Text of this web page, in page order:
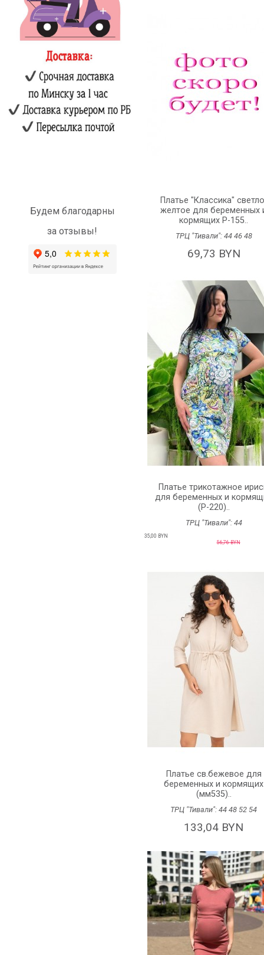
Будем благодарны
за отзывы!
Платье "Классика"
желтое для беременных
кормящих P-155..
ТРЦ "Тивали": 44 46 48
69,73 BYN
Платье трикотажное
для беременных и
(P-220)..
ТРЦ "Тивали": 44
35,00 BYN
56,76 BYN
Платье св.бежевое для
беременных и кормящих
(мм535)..
ТРЦ "Тивали":4448 52 54
133,04 BYN